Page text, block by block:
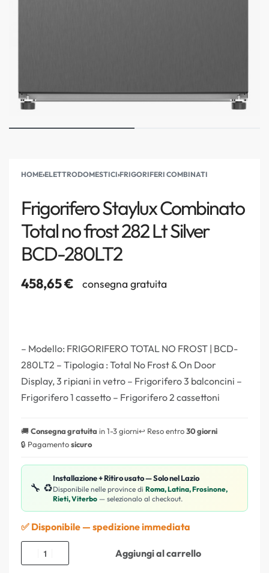
HOME›ELETTRODOMESTICI›FRIGORIFERI COMBINATI
Frigorifero Staylux Combinato
Total no frost 282 Lt Silver
BCD-280LT2
458,65€ consegna gratuita
– Modello: FRIGORIFERO TOTAL NO FROST | BCD-
280LT2 – Tipologia : Total No Frost & On Door
Display, 3 ripiani in vetro – Frigorifero 3 balconcini –
Frigorifero 1 cassetto – Frigorifero 2 cassettoni
🚚Consegna gratuita in 1-3 giorni↩️ Reso entro30 giorni
🔒 Pagamentosicuro
🔧 ♻️
Installazione + Ritiro usato — Solo nel Lazio
Disponibile nelle province di Roma, Latina, Frosinone,
Rieti, Viterbo — selezionalo al checkout.
✅ Disponibile — spedizione immediata
Aggiungi al carrello